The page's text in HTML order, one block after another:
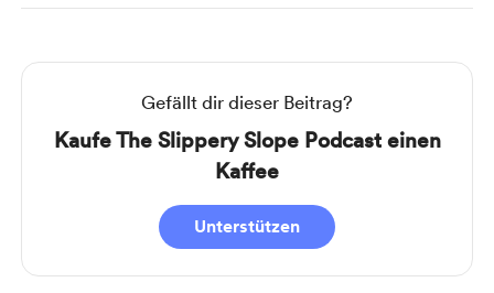
Gefällt dir dieser Beitrag?
Kaufe The Slippery Slope Podcast einen
Kaffee
Unterstützen